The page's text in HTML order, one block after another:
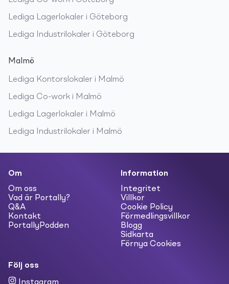
Lediga Lagerlokaler i Göteborg
Lediga Industrilokaler i Göteborg
Malmö
Lediga Kontorslokaler i Malmö
Lediga Co-work i Malmö
Lediga Lagerlokaler i Malmö
Lediga Industrilokaler i Malmö
Om
Om oss
Vad är Portally?
Q&A
Kontakt
PortallyPodden
Information
Integritet
Villkor
Cookie Policy
Förmedlingsvillkor
Blogg
Sidkarta
Förnya Cookies
Följ oss